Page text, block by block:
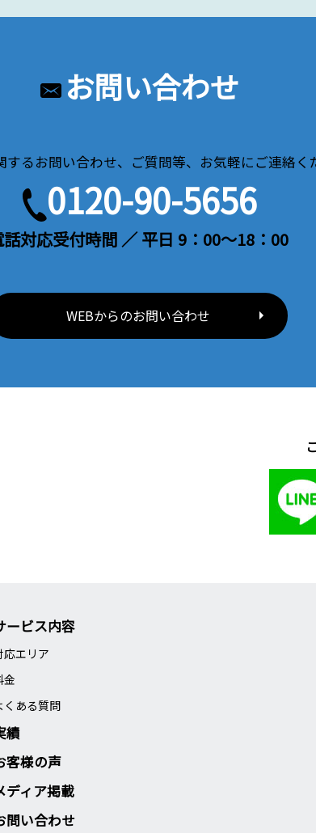
お問い合わせ
するお問い合わせ、ご質問等、お気軽にご連絡く
0120-90-5656
話対応受付時間 ／ 平日 9：00～18：00
WEBからのお問い合わせ
ービス内容
応エリア
金
くある質問
績
客様の声
ディア掲載
問い合わせ